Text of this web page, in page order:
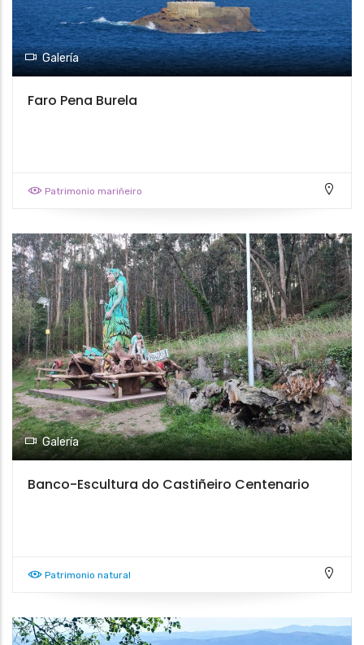
Galería
Faro Pena Burela
Patrimonio mariñeiro
Galería
Banco-Escultura do Castiñeiro Centenario
Patrimonio natural